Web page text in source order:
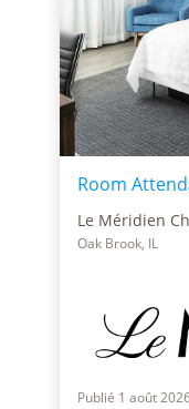
Room
Le Méridien
Oak Brook, IL
Publié 1 août